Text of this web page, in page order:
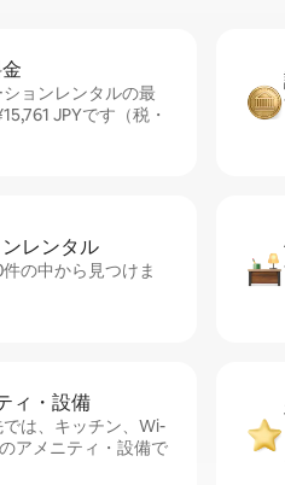
ョンレンタルの最
JPYです（税・
レ⁠ン⁠タ⁠ル
の中から見つけま
ィ・設⁠備
は、キッチン、Wi-
アメニティ・設備で